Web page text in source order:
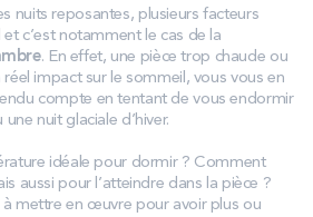
nuits reposantes, plusieurs facteurs
c’est notamment le cas de la
. En effet, une pièce trop chaude ou
impact sur le sommeil, vous vous en
compte en tentant de vous endormir
nuit glaciale d’hiver.
idéale pour dormir ? Comment
aussi pour l’atteindre dans la pièce ?
à mettre en œuvre pour avoir plus ou